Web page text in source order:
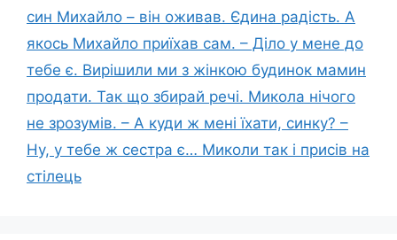
син Михайло – він оживав. Єдина радість. А
якось Михайло приїхав сам. – Діло у мене до
тебе є. Вирішили ми з жінкою будинок мамин
продати. Так що збирай речі. Микола нічого
не зрозумів. – А куди ж мені їхати, синку? –
Ну, у тебе ж сестра є… Миколи так і присів на
стілець